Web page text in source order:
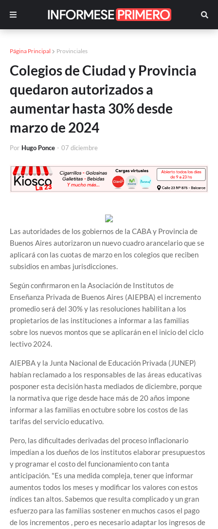
Página Principal Provinciales
Colegios de Ciudad y Provincia
quedaron autorizados a
aumentar hasta 30% desde
marzo de 2024
Por Hugo Ponce - 07 diciembre
Las autoridades de los gobiernos de la CABA y Provincia de
Buenos Aires autorizaron un nuevo cuadro arancelario que se
aplicará con las cuotas de marzo en los colegios que reciben
subsidios en ambas jurisdicciones.
Según confirmaron en la Asociación de Institutos de
Enseñanza Privada de Buenos Aires (AIEPBA) el incremento
promedio será del 30% y las resoluciones habilitan a los
propietarios de las instituciones a informar a las familias
sobre los nuevos montos que se aplicarán en el inicio del ciclo
lectivo 2024.
AIEPBA y la Junta Nacional de Educación Privada (JUNEP)
habían reclamado a los responsables de las áreas educativas
posponer esta decisión hasta mediados de diciembre, porque
la normativa que rige desde hace más de 20 años impone
informar a las familias en octubre sobre los costos de las
tarifas del servicio educativo.
Pero, las dificultades derivadas del proceso inflacionario
impedían a los dueños de los institutos elaborar presupuestos
y programar el costo del funcionamiento con tanta
anticipación. "Es una medida compleja, tener que informar
aumentos todos los meses y modificar los valores con estos
índices tan altos. Sabemos que resulta complicado y un gran
esfuerzo para las familias sostener en muchos casos el pago
de los incrementos , pero es necesario adaptar los ingresos de